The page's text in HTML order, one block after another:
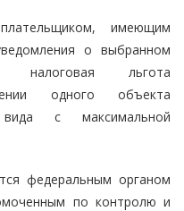
имеющим
о выбранном
налоговая льгота
одного объекта
с максимальной
федеральным органом
по контролю и